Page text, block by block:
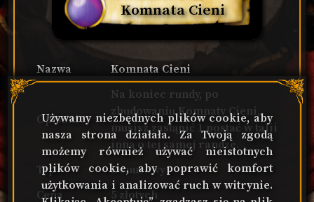
Komnata Cieni
Nazwa Komnata Cieni
Opisanie
Na koniec rundy, po
zbudowaniu Komnaty Cieni,
musisz zastąpić 1 postać w talii
inną o tej samej randze.
Typ
Bonusowy
Cena
5 złotych
Używamy niezbędnych plików cookie, aby
nasza strona działała. Za Twoją zgodą
możemy również używać nieistotnych
plików cookie, aby poprawić komfort
użytkowania i analizować ruch w witrynie.